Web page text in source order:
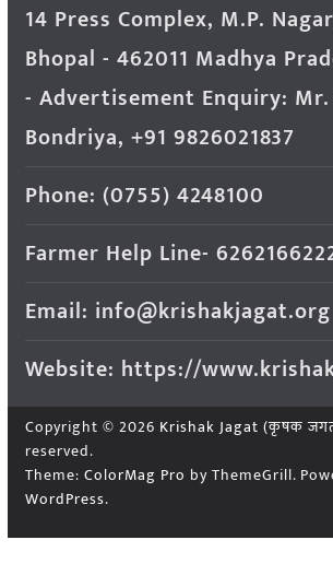
14 Press Complex, M.P.
Bhopal - 462011 Madhya
- Advertisement Enquiry: Mr.
Bondriya, +91 9826021837
Phone: (0755) 4248100
Farmer Help Line-
Email: info@krishakjagat.org
Website: https://
Copyright © 2026 Krishak Jagat (कृषक
reserved.
Theme: ColorMag Pro by ThemeGrill.
WordPress.